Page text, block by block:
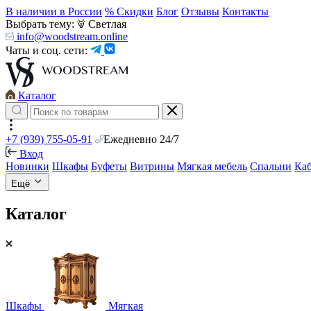
В наличии в России % Скидки Блог Отзывы Контакты
Выбрать тему:
Светлая
info@woodstream.online
Чаты и соц. сети:
Каталог
+7 (939) 755-05-91
Ежедневно 24/7
Вход
Новинки Шкафы Буфеты Витрины Мягкая мебель Спальни
Ещё
Каталог
Шкафы Мягкая